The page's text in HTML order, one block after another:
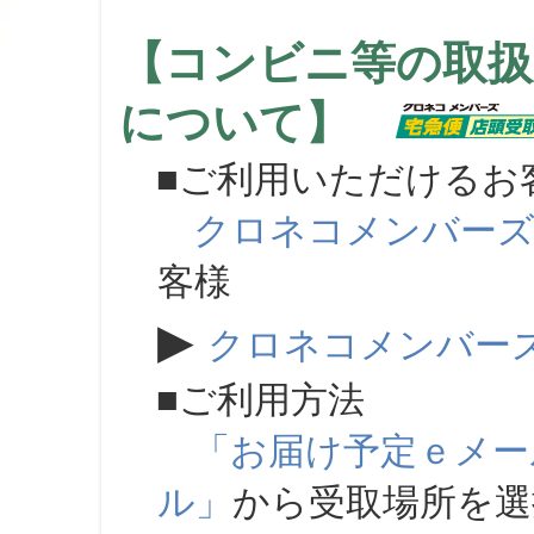
【コンビニ等の取
について】
■ご利用いただけるお
クロネコメンバーズ
客様
▶ クロネコメンバー
■ご利用方法
「お届け予定ｅメ
ル」 から受取場所を